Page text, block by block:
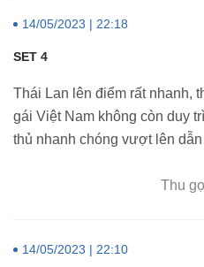
14/05/2023 | 22:18
SET 4
Thái Lan lên điểm rất nhanh,
gái Việt Nam không còn duy
thủ nhanh chóng vượt lên dẫn
Thu
14/05/2023 | 22:10